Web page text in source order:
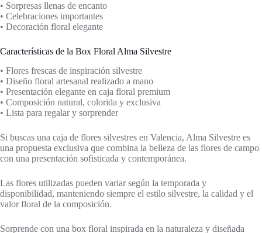
• Sorpresas llenas de encanto
• Celebraciones importantes
• Decoración floral elegante
Características de la Box Floral Alma Silvestre
• Flores frescas de inspiración silvestre
• Diseño floral artesanal realizado a mano
• Presentación elegante en caja floral premium
• Composición natural, colorida y exclusiva
• Lista para regalar y sorprender
Si buscas una caja de flores silvestres en Valencia, Alma Silvestre es
una propuesta exclusiva que combina la belleza de las flores de campo
con una presentación sofisticada y contemporánea.
Las flores utilizadas pueden variar según la temporada y
disponibilidad, manteniendo siempre el estilo silvestre, la calidad y el
valor floral de la composición.
Sorprende con una box floral inspirada en la naturaleza y diseñada